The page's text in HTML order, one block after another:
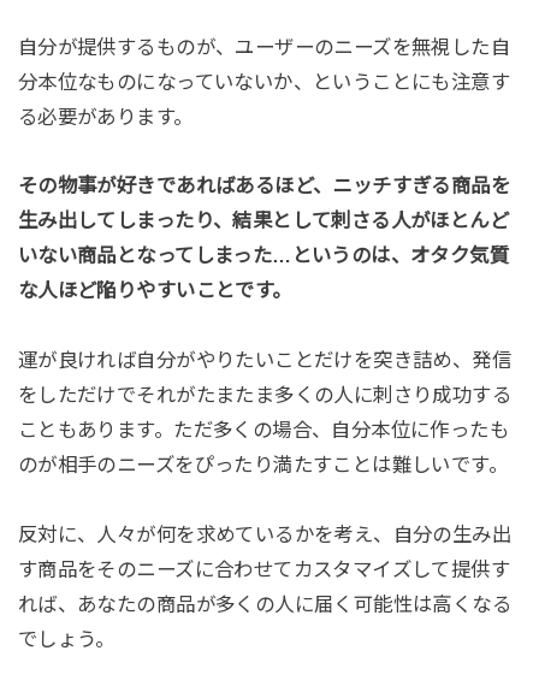
自分が提供するものが、ユーザーのニーズを無視した自
分本位なものになっていないか、ということにも注意す
る必要があります。
その物事が好きであればあるほど、ニッチすぎる商品を
生み出してしまったり、結果として刺さる人がほとんど
いない商品となってしまった…というのは、オタク気質
な人ほど陥りやすいことです。
運が良ければ自分がやりたいことだけを突き詰め、発信
をしただけでそれがたまたま多くの人に刺さり成功する
こともあります。ただ多くの場合、自分本位に作ったも
のが相手のニーズをぴったり満たすことは難しいです。
反対に、人々が何を求めているかを考え、自分の生み出
す商品をそのニーズに合わせてカスタマイズして提供す
れば、あなたの商品が多くの人に届く可能性は高くなる
でしょう。